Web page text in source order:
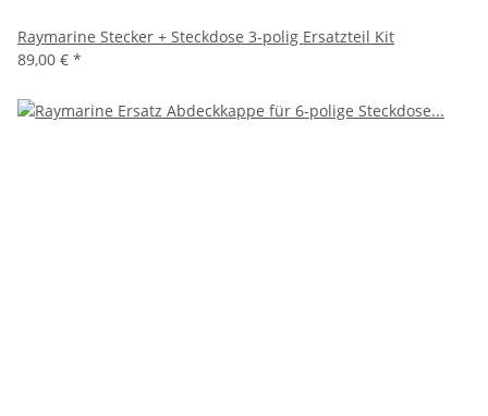
Raymarine Stecker + Steckdose 3-polig Ersatzteil Kit
89,00 € *